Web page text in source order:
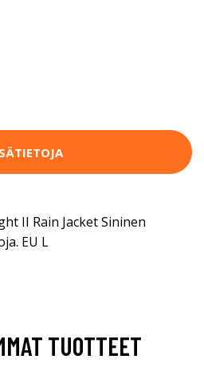
II Rain Jacket Sininen
EU L
TUOTTEET